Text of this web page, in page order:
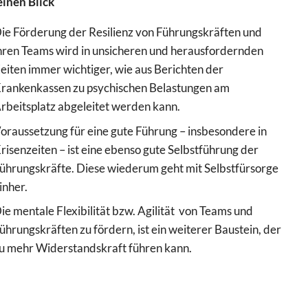
Förderung der Resilienz von Führungskräften und
Teams wird in unsicheren und herausfordernden
immer wichtiger, wie aus Berichten der
zu psychischen Belastungen am
abgeleitet werden kann.
für eine gute Führung – insbesondere in
– ist eine ebenso gute Selbstführung der
Diese wiederum geht mit Selbstfürsorge
mentale Flexibilität bzw. Agilität von Teams und
zu fördern, ist ein weiterer Baustein, der
mehr Widerstandskraft führen kann.